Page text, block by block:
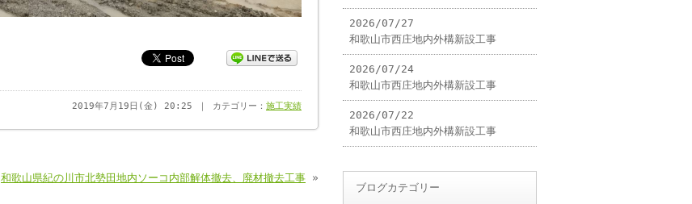
2019年7月19日(金) 20:25 ｜ カテゴリー： 施工実績
和歌山県紀の川市北勢田地内ソーコ内部解体撤去、廃材撤去工事 »
2026/07/27
和歌山市西庄地内外構新設工事
2026/07/24
和歌山市西庄地内外構新設工事
2026/07/22
和歌山市西庄地内外構新設工事
ブログカテゴリー